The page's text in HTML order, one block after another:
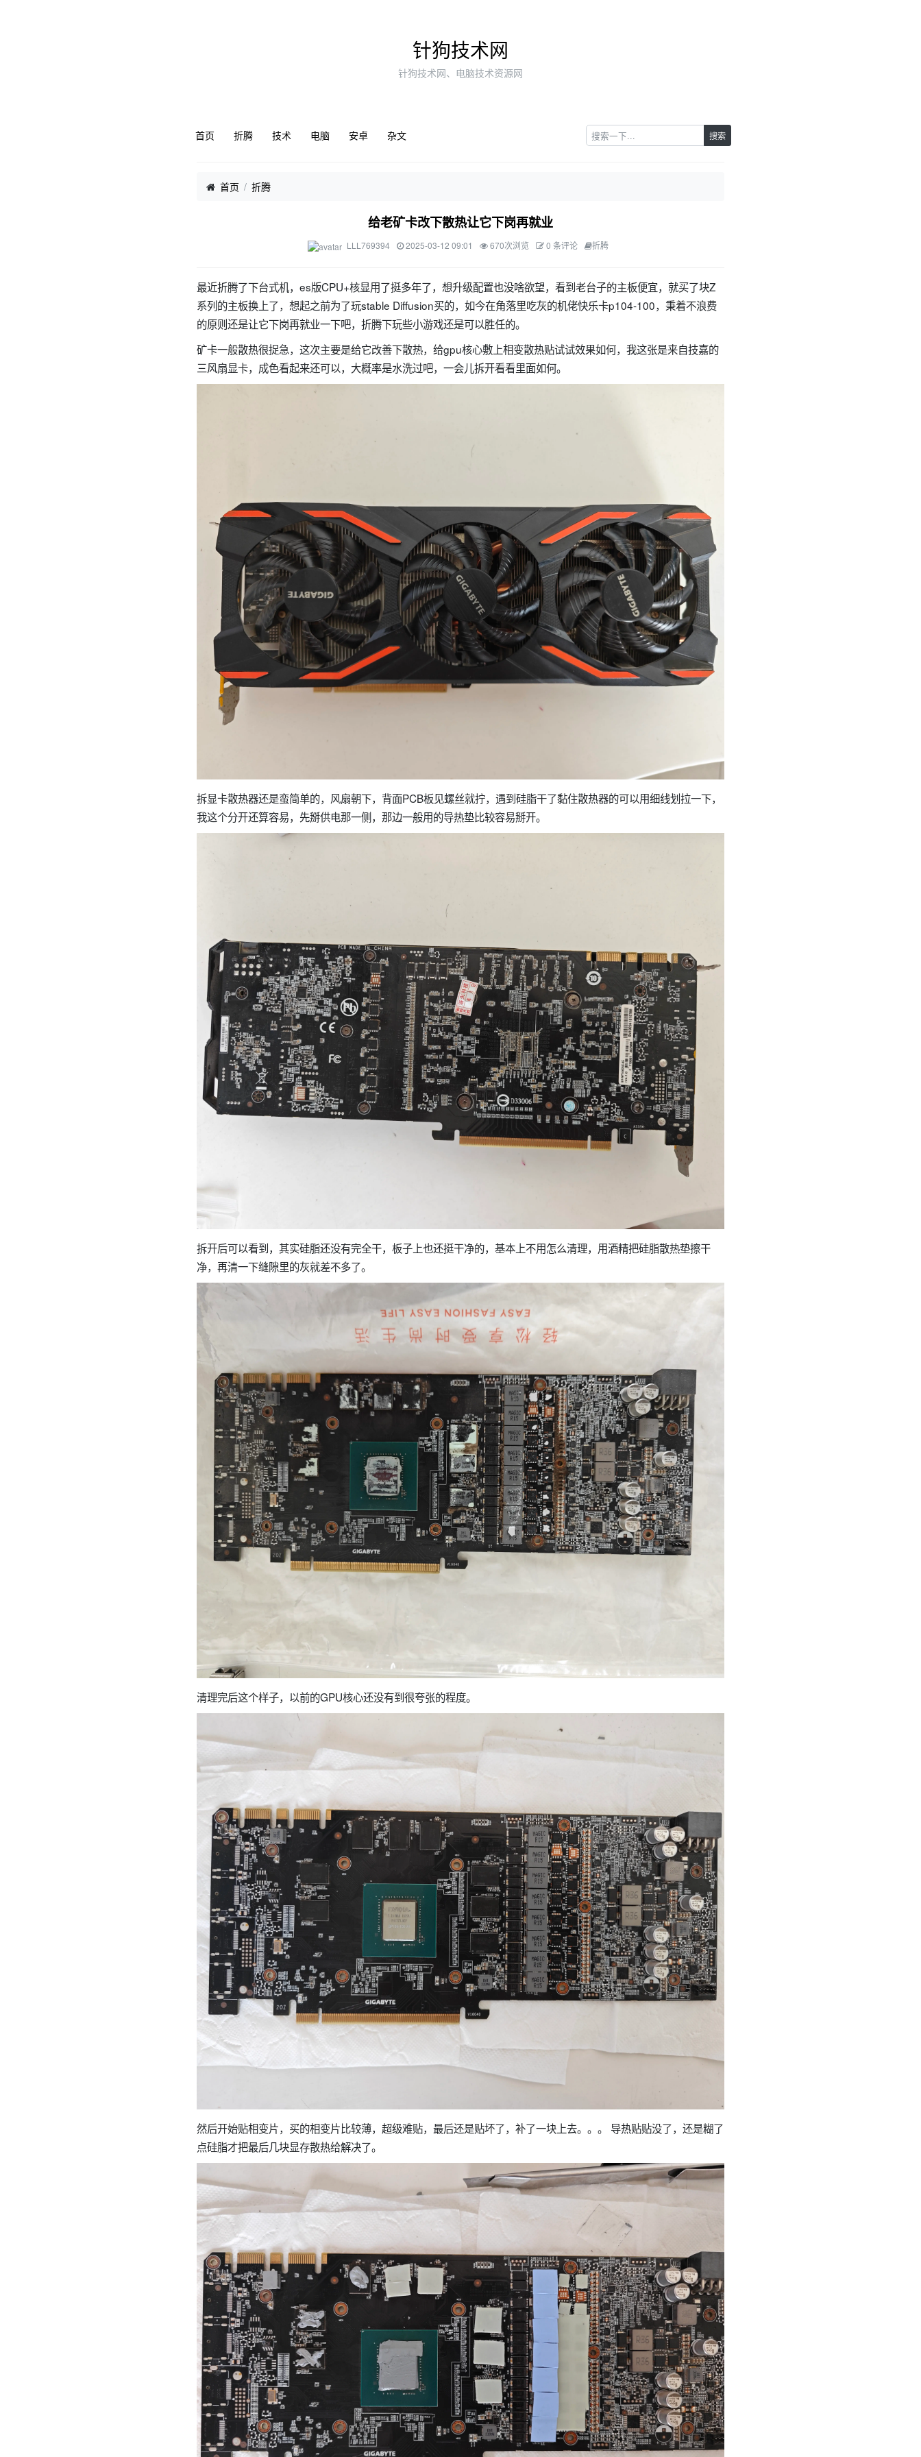
针狗技术网
针狗技术网、电脑技术资源网
首页 折腾 技术 电脑 安卓 杂文 搜索
首页 折腾
给老矿卡改下散热让它下岗再就业
LLL769394 2025-03-12 09:01 670次浏览 0 条评论 折腾
最近折腾了下台式机，es版CPU+核显用了挺多年了，想升级配置也没啥欲望，看到老台子的主板便宜，就买了块Z
系列的主板换上了，想起之前为了玩stable Diffusion买的，如今在角落里吃灰的机佬快乐卡p104-100，秉着不浪费
的原则还是让它下岗再就业一下吧，折腾下玩些小游戏还是可以胜任的。
矿卡一般散热很捉急，这次主要是给它改善下散热，给gpu核心敷上相变散热贴试试效果如何，我这张是来自技嘉的
三风扇显卡，成色看起来还可以，大概率是水洗过吧，一会儿拆开看看里面如何。
拆显卡散热器还是蛮简单的，风扇朝下，背面PCB板见螺丝就拧，遇到硅脂干了黏住散热器的可以用细线划拉一下，
我这个分开还算容易，先掰供电那一侧，那边一般用的导热垫比较容易掰开。
拆开后可以看到，其实硅脂还没有完全干，板子上也还挺干净的，基本上不用怎么清理，用酒精把硅脂散热垫擦干
净，再清一下缝隙里的灰就差不多了。
清理完后这个样子，以前的GPU核心还没有到很夸张的程度。
然后开始贴相变片，买的相变片比较薄，超级难贴，最后还是贴坏了，补了一块上去。。。 导热贴贴没了，还是糊了
点硅脂才把最后几块显存散热给解决了。